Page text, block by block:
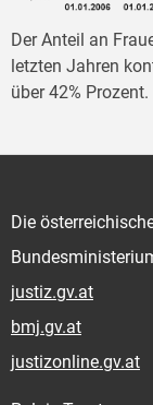
Der Anteil an
letzten Jahren
über 42% Prozent.
Die
justiz.gv.at
bmj.gv.at
justizonline.gv.at